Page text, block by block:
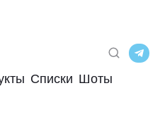
Списки Шоты